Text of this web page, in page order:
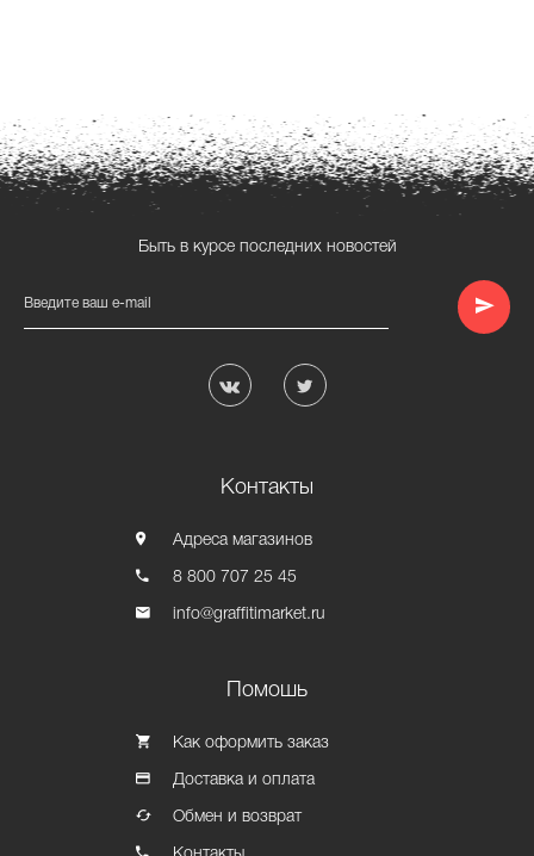
Быть в курсе последних новостей
Введите ваш e-mail
Контакты
Адреса магазинов
8 800 707 25 45
info@graffitimarket.ru
Помошь
Как оформить заказ
Доставка и оплата
Обмен и возврат